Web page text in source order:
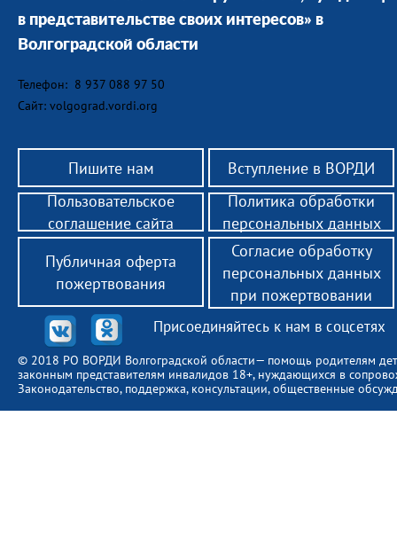
в представительстве своих интересов» в
Волгоградской области
Телефон: 8 937 088 97 50
Сайт: volgograd.vordi.org
Пишите нам Вступление в ВОРДИ
© 2018 РО ВОРДИ Волгоградской области— помощь родителям
законным представителям инвалидов 18+, нуждающихся в
Законодательство, поддержка, консультации, общественные
Присоединяйтесь к нам в соцсетях
Пользовательское
соглашение сайта
Политика обработки
персональных данных
Публичная оферта
пожертвования
Согласие обработку
персональных данных
при пожертвовании